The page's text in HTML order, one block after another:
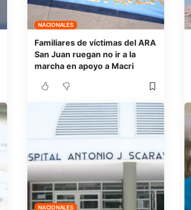
NACIONALES
Familiares de víctimas del ARA
San Juan ruegan no ir a la
marcha en apoyo a Macri
NACIONALES